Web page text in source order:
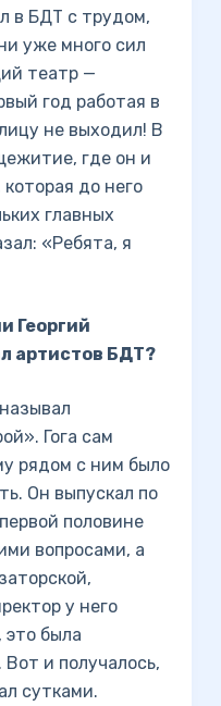
в БДТ с трудом,
уже много сил
театр —
год работая в
не выходил! В
где он и
до него
главных
«Ребята, я
Георгий
артистов БДТ?
Гога сам
рядом с ним было
Он выпускал по
половине
вопросами, а
у него
это была
и получалось,
сутками.